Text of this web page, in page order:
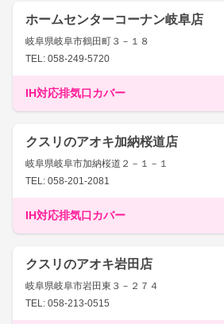
ホームセンターコーナン岐阜店
岐阜県岐阜市鶴田町３－１８
TEL: 058-249-5720
IH対応排気口カバー
クスリのアオキ加納桜道店
岐阜県岐阜市加納桜道２－１－１
TEL: 058-201-2081
IH対応排気口カバー
クスリのアオキ岩田店
岐阜県岐阜市岩田東３－２７４
TEL: 058-213-0515